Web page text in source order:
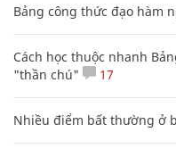
Bảng công thức đạo hàm
Cách học thuộc nhanh
"thần chú"
17
Nhiều điểm bất thường ở